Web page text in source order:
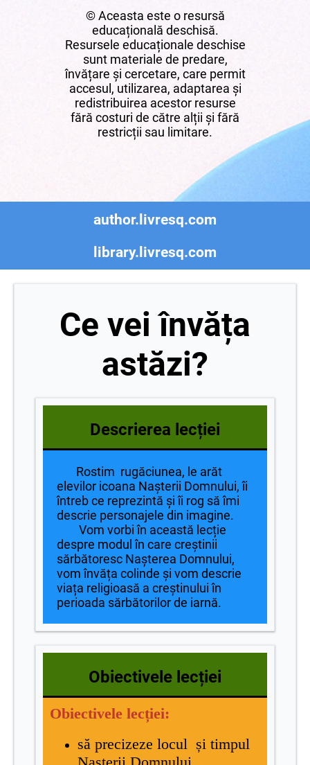
© Aceasta este o resursă
educațională deschisă.
Resursele educaționale deschise
sunt materiale de predare,
învățare și cercetare, care permit
accesul, utilizarea, adaptarea și
redistribuirea acestor resurse
fără costuri de către alții și fără
restricții sau limitare.
author.livresq.com
library.livresq.com
Ce vei învăța
astăzi?
Descrierea lecției
Rostim rugăciunea, le arăt
elevilor icoana Nașterii Domnului, îi
întreb ce reprezintă și îi rog să îmi
descrie personajele din imagine.
Vom vorbi în această lecție
despre modul în care creștinii
sărbătoresc Nașterea Domnului,
vom învăța colinde și vom descrie
viața religioasă a creștinului în
perioada sărbătorilor de iarnă.
Obiectivele lecției
Obiectivele lecției:
să precizeze locul și timpul